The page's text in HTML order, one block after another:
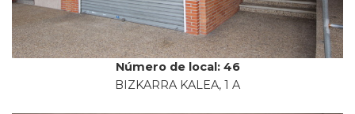
Número de local: 46
BIZKARRA KALEA, 1 A